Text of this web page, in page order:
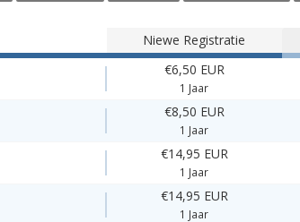
Niewe Registratie
€6,50 EUR
1 Jaar
€8,50 EUR
1 Jaar
€14,95 EUR
1 Jaar
€14,95 EUR
1 Jaar